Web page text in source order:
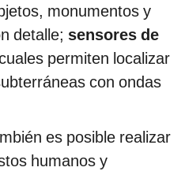
monumentos y
detalle; sensores de
permiten localizar
con ondas
es posible realizar
humanos y